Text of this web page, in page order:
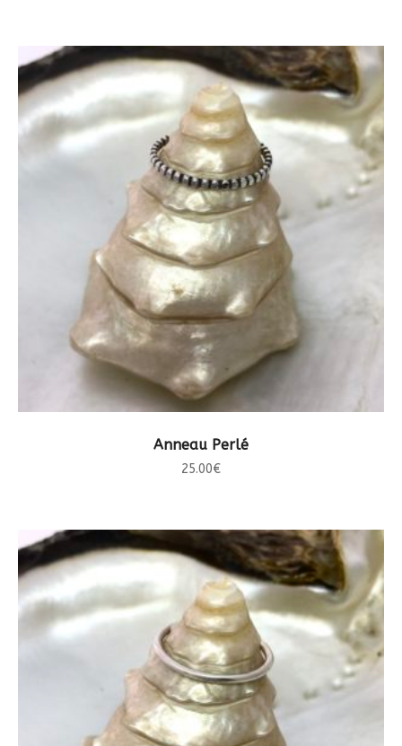
CHOIX DES OPTIONS
Anneau Perlé
25.00€